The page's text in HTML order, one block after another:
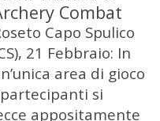
Combat
Capo Spulico
21 Febbraio: In
area di gioco
si
appositamente